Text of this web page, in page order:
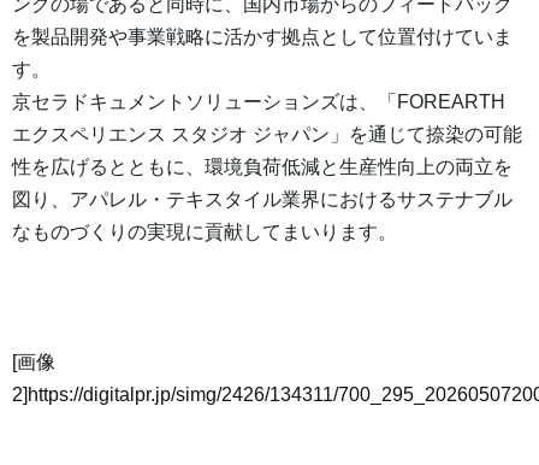
ングの場であると同時に、国内市場からのフィードバック
を製品開発や事業戦略に活かす拠点として位置付けていま
す。
京セラドキュメントソリューションズは、「FOREARTH
エクスペリエンス スタジオ ジャパン」を通じて捺染の可能
性を広げるとともに、環境負荷低減と生産性向上の両立を
図り、アパレル・テキスタイル業界におけるサステナブル
なものづくりの実現に貢献してまいります。
[画像
2]https://digitalpr.jp/simg/2426/134311/